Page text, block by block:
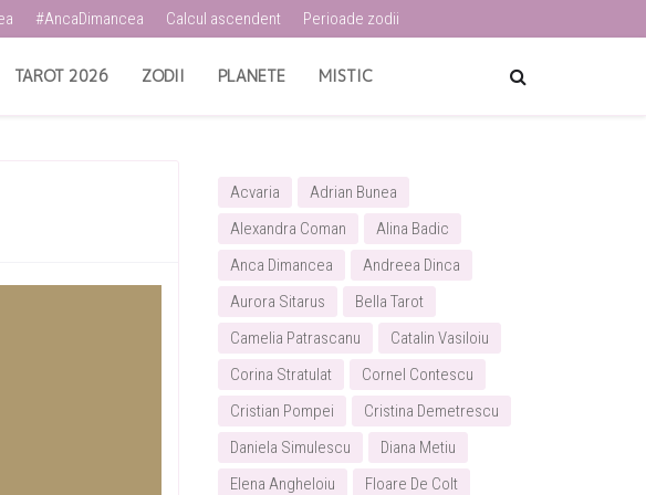
#AncaDimancea Calcul ascendent Perioade zodii
TAROT 2026 ZODII PLANETE MISTIC
Acvaria
Adrian Bunea
Alexandra Coman
Alina Badic
Anca Dimancea
Andreea Dinca
Aurora Sitarus
Bella Tarot
Camelia Patrascanu
Catalin Vasiloiu
Corina Stratulat
Cornel Contescu
Cristian Pompei
Cristina Demetrescu
Daniela Simulescu
Diana Metiu
Elena Angheloiu
Floare De Colt